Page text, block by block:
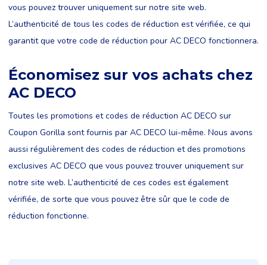
vous pouvez trouver uniquement sur notre site web.
L’authenticité de tous les codes de réduction est vérifiée, ce qui
garantit que votre code de réduction pour AC DECO fonctionnera.
Économisez sur vos achats chez
AC DECO
Toutes les promotions et codes de réduction AC DECO sur
Coupon Gorilla sont fournis par AC DECO lui-même. Nous avons
aussi régulièrement des codes de réduction et des promotions
exclusives AC DECO que vous pouvez trouver uniquement sur
notre site web. L’authenticité de ces codes est également
vérifiée, de sorte que vous pouvez être sûr que le code de
réduction fonctionne.